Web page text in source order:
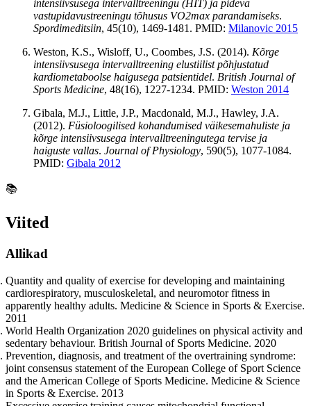
intensiivsusega intervalltreeningu (HIT) ja pideva
vastupidavustreeningu tõhusus VO2max parandamiseks.
Spordimeditsiin, 45(10), 1469-1481. PMID: Milanovic 2015
Weston, K.S., Wisloff, U., Coombes, J.S. (2014). Kõrge
intensiivsusega intervalltreening elustiilist põhjustatud
kardiometaboolse haigusega patsientidel. British Journal of
Sports Medicine, 48(16), 1227-1234. PMID: Weston 2014
Gibala, M.J., Little, J.P., Macdonald, M.J., Hawley, J.A.
(2012). Füsioloogilised kohandumised väikesemahuliste ja
kõrge intensiivsusega intervalltreeningutega tervise ja
haiguste vallas. Journal of Physiology, 590(5), 1077-1084.
PMID: Gibala 2012
📚
Viited
Allikad
Quantity and quality of exercise for developing and maintaining
cardiorespiratory, musculoskeletal, and neuromotor fitness in
apparently healthy adults. Medicine & Science in Sports & Exercise.
2011
World Health Organization 2020 guidelines on physical activity and
sedentary behaviour. British Journal of Sports Medicine. 2020
Prevention, diagnosis, and treatment of the overtraining syndrome:
joint consensus statement of the European College of Sport Science
and the American College of Sports Medicine. Medicine & Science
in Sports & Exercise. 2013